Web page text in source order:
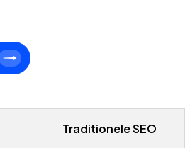
Traditionele SEO